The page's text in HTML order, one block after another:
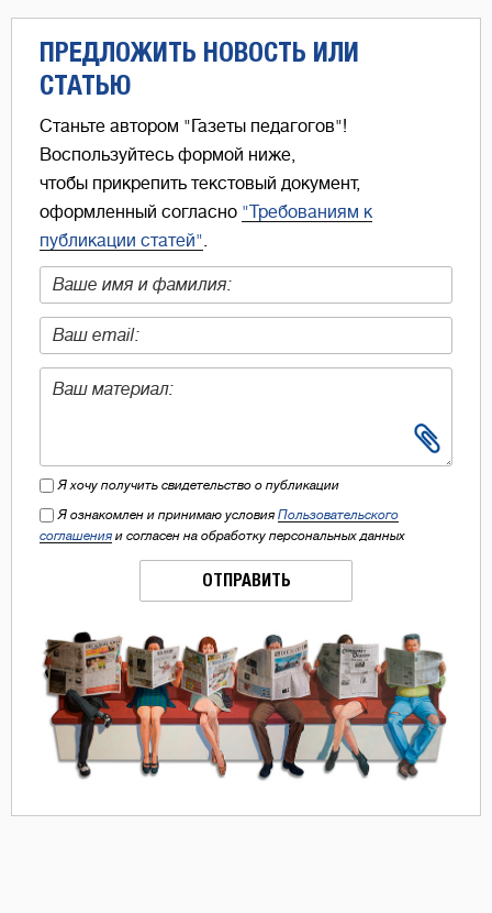
ПРЕДЛОЖИТЬ НОВОСТЬ ИЛИ
СТАТЬЮ
Станьте автором "Газеты педагогов"!
Воспользуйтесь формой ниже,
чтобы прикрепить текстовый документ,
оформленный согласно "Требованиям к
публикации статей"
Я хочу получить свидетельство о публикации
Я ознакомлен и принимаю условия Пользовательского
соглашения и согласен на обработку персональных данных
ОТПРАВИТЬ